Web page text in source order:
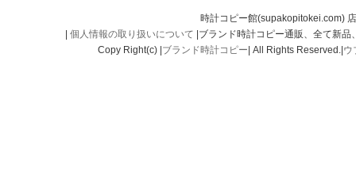
時計コピー館(supakopitokei.com)
個人情報の取り扱いについて |ブランド時計コピー通販、全て新
Copy Right(c) | ブランド時計コピー | All Rights Reserved.| ウ